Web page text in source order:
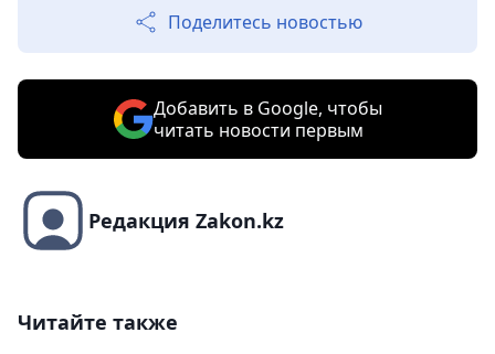
Поделитесь новостью
Добавить в Google, чтобы
читать новости первым
Редакция Zakon.kz
Читайте также